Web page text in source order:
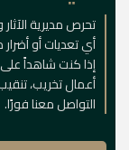
تحرص مديرية
أي تعديات أو
إذا كنت شاهداً
أعمال تخريب،
التواصل معنا فورًا.